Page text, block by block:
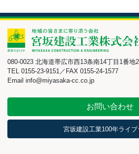
080-0023 北海道帯広市西13条南14丁目1番地2
TEL 0155-23-9151／FAX 0155-24-1577
Email info@miyasaka-cc.co.jp
お問い合わせ
宮坂建設工業100年ライブ